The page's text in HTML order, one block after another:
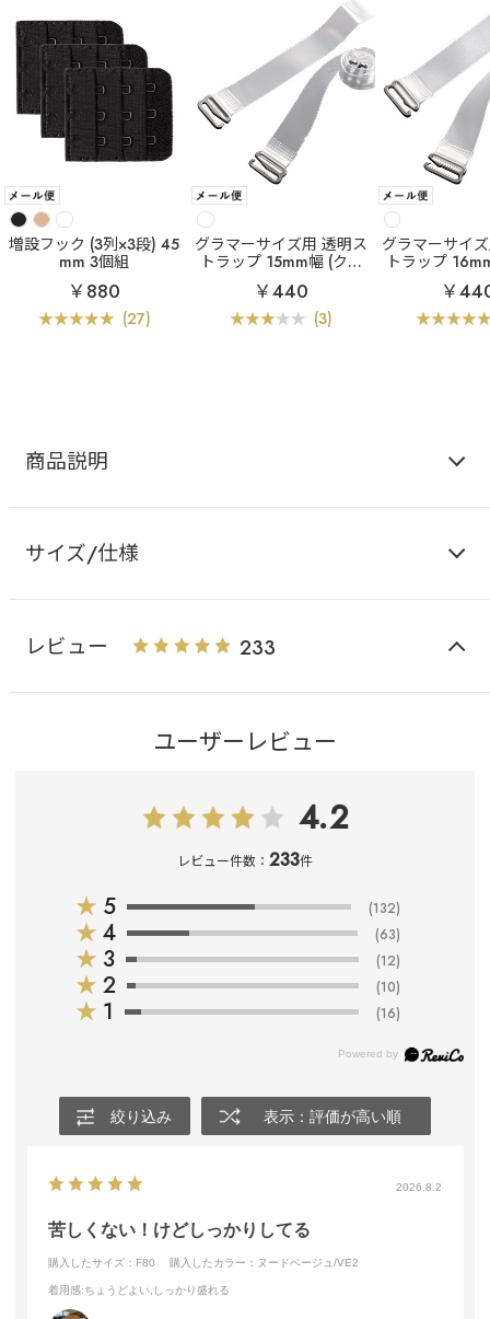
増設フック (3列×3段) 45
mm 3個組
￥880
(27)
グラマーサイズ用 透明ス
トラップ 15mm幅 (クリ
アタイプ)
￥440
(3)
グラマーサイ
トラップ
タイ
￥
商品説明
サイズ/仕様
レビュー 233
ユーザーレビュー
4.2
レビュー件数： 233件
★ 5 (132)
★ 4 (63)
★ 3 (12)
★ 2 (10)
★ 1 (16)
絞り込み 表示：評価が高い順
2026.8.2
苦しくない！けどしっかりしてる
購入したサイズ：F80 購入したカラー：ヌードベージュ/VE2
着用感:ちょうどよい,しっかり盛れる